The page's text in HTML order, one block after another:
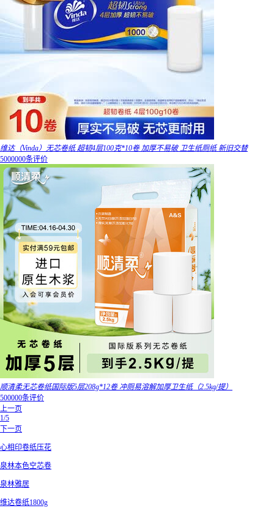
维达（Vinda）无芯卷纸 超韧4层100克*10卷 加厚不易破 卫生纸厕纸 新旧交替
5000000条评价
顺清柔无芯卷纸国际版5层208g*12卷 冲厕易溶解加厚卫生纸（2.5kg/提）
500000条评价
上一页
1/5
下一页
心相印卷纸压花
泉林本色空芯卷
泉林雅居
维达卷纸1800g